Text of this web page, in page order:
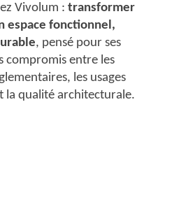
Vivolum : transformer
espace fonctionnel,
, pensé pour ses
compromis entre les
les usages
la qualité architecturale.